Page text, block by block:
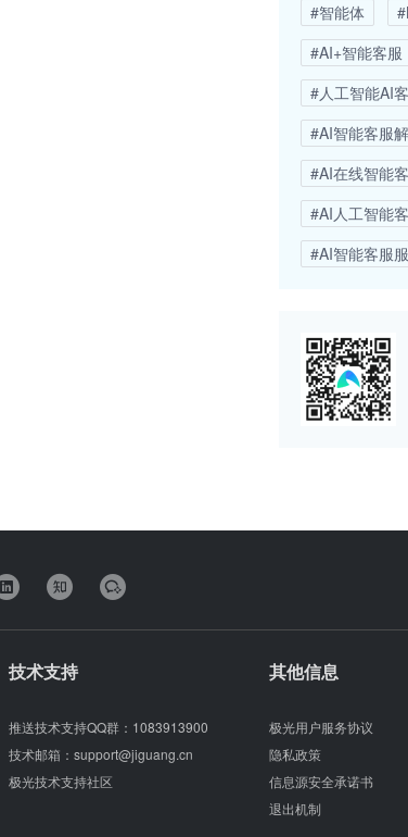
#智能体
#AI+智能客服
#人工智能AI
#AI智能客服
#AI在线智能
#AI人工智能
#AI智能客服
技术支持
推送技术支持QQ群： 1083913900
技术邮箱： support@jiguang.cn
极光技术支持社区
其他信息
极光用户服务协议
隐私政策
信息源安全承诺书
退出机制